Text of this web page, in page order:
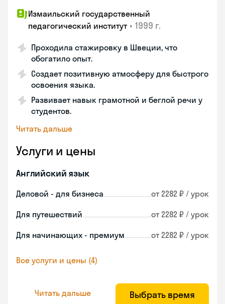
Измаильский государственный
педагогический институт • 1999 г.
Проходила стажировку в Швеции, что
обогатило опыт.
Создает позитивную атмосферу для быстрого
освоения языка.
Развивает навык грамотной и беглой речи у
студентов.
Читать дальше
Услуги и цены
Английский язык
Деловой - для бизнеса от 2282 ₽ / урок
Для путешествий от 2282 ₽ / урок
Для начинающих - премиум от 2282 ₽ / урок
Все услуги и цены (4)
Читать дальше Выбрать время